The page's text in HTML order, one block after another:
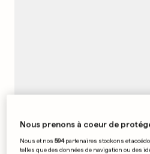
Nous prenons à coeur de
Nous et nos594partenaires stockons et
telles que des données de navigation ou des